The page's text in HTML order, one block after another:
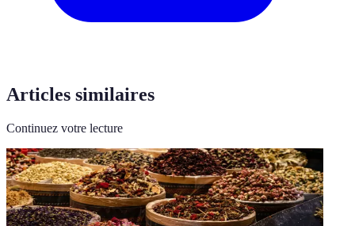
Articles similaires
Continuez votre lecture